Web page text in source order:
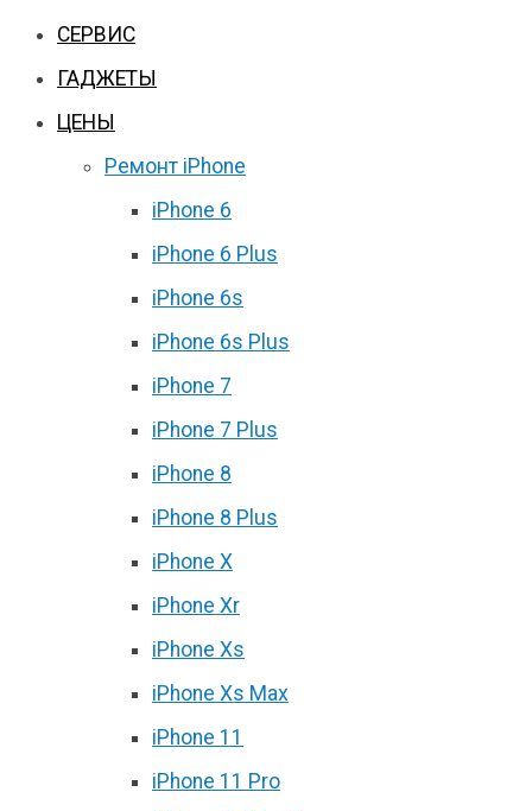
СЕРВИС
ГАДЖЕТЫ
ЦЕНЫ
Ремонт iPhone
iPhone 6
iPhone 6 Plus
iPhone 6s
iPhone 6s Plus
iPhone 7
iPhone 7 Plus
iPhone 8
iPhone 8 Plus
iPhone X
iPhone Xr
iPhone Xs
iPhone Xs Max
iPhone 11
iPhone 11 Pro